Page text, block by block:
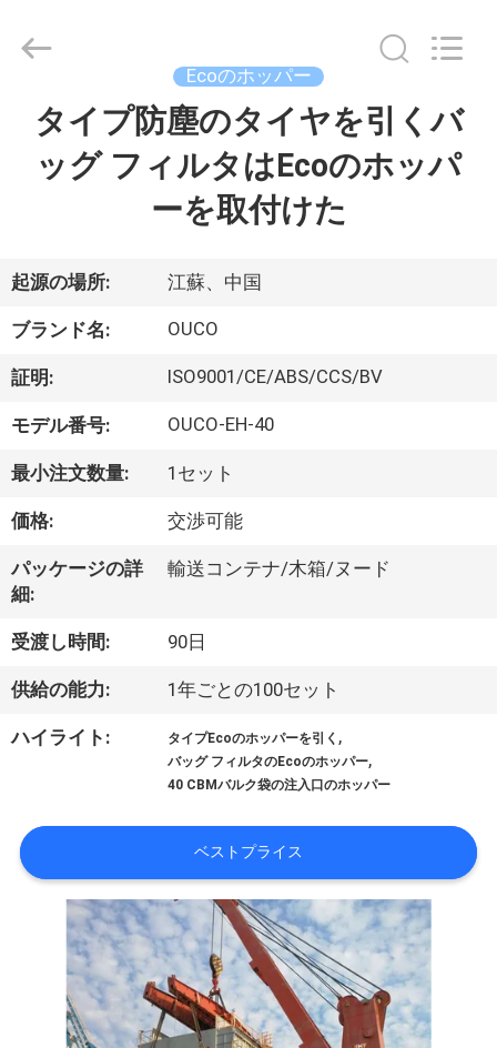
品
ビ
デ
オ
VR
シ
ョ
ー
わ
し
た
2020
INTERNATIONAL
Ecoのホッパー
タイプ防塵のタイヤを引くバ
ッグ フィルタはEcoのホッパ
ーを取付けた
起源の場所: 江蘇、中国
ブランド名: OUCO
証明: ISO9001/CE/ABS/CCS/BV
モデル番号: OUCO-EH-40
最小注文数量: 1セット
価格: 交渉可能
パッケージの詳
細:
輸送コンテナ/木箱/ヌード
受渡し時間: 90日
供給の能力: 1年ごとの100セット
ハイライト: タイプEcoのホッパーを引く ,
バッグ フィルタのEcoのホッパー,
40 CBMバルク袋の注入口のホッパー
ベストプライス